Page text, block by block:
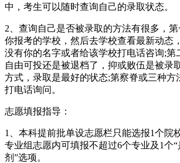
中，考生可以随时查询自己的录取状态。
2、查询自己是否被录取的方法有很多，
你报考的学校，然后去学校查看最新动态
没有你的名字或者给该学校打电话咨询;第
自由可投还是被退档了，抑或败伍是被录
方式，录取是最好的状态;第察脊或三种方
打电话询问。
志愿填报指导：
1、本科提前批单设志愿栏只能选报1个院
专业组志愿内可填报不超过6个专业及1个
剂”选项。